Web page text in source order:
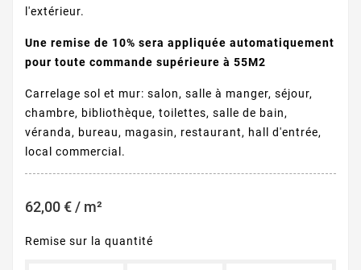
l'extérieur.
Une remise de 10% sera appliquée automatiquement
pour toute commande supérieure à 55M2
Carrelage sol et mur: salon, salle à manger, séjour,
chambre, bibliothèque, toilettes, salle de bain,
véranda, bureau, magasin, restaurant, hall d'entrée,
local commercial.
62,00 € / m²
Remise sur la quantité